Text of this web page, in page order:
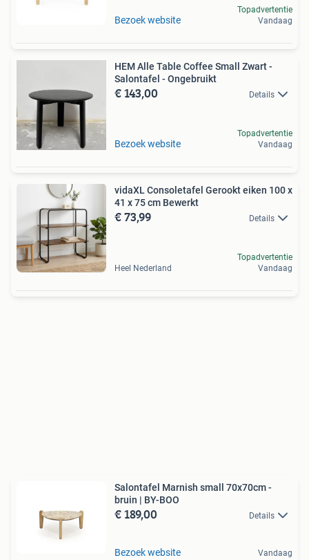
Bezoek website
Topadvertentie
Vandaag
HEM Alle Table Coffee Small Zwart -
Salontafel - Ongebruikt
€ 143,00 Details
Bezoek website
Topadvertentie
Vandaag
vidaXL Consoletafel Gerookt eiken 100 x
41 x 75 cm Bewerkt
€ 73,99 Details
Heel Nederland
Topadvertentie
Vandaag
Salontafel Marnish small 70x70cm -
bruin | BY-BOO
€ 189,00 Details
Bezoek website Vandaag